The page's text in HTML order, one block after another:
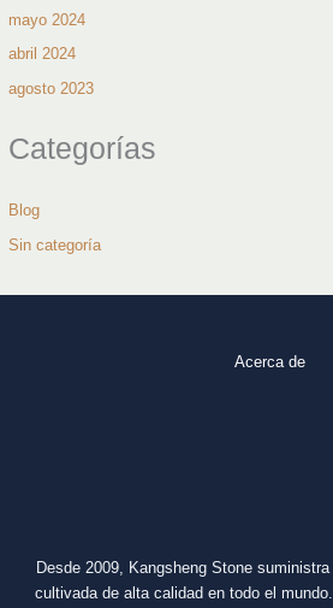
mayo 2024
abril 2024
agosto 2023
Categorías
Blog
Sin categoría
Acerca de
Desde 2009, Kangsheng Stone
cultivada de alta calidad en todo el